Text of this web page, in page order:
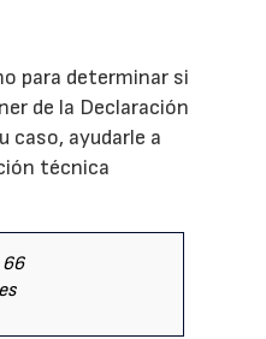
para determinar si
de la Declaración
caso, ayudarle a
técnica